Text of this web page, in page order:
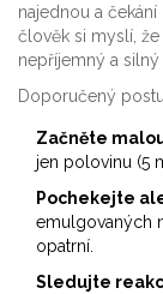
najednou a
člověk si myslí, že
nepříjemný a
Doporučený
Začněte
jen polovinu (5
Pochekejte
emulgovaných
opatrní.
Sledujte